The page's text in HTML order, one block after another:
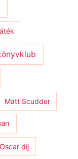
Matt Scudder
Oscar díj